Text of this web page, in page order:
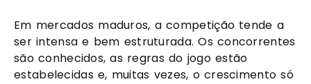
Em mercados maduros, a competição tende a
ser intensa e bem estruturada. Os concorrentes
são conhecidos, as regras do jogo estão
estabelecidas e, muitas vezes, o crescimento só